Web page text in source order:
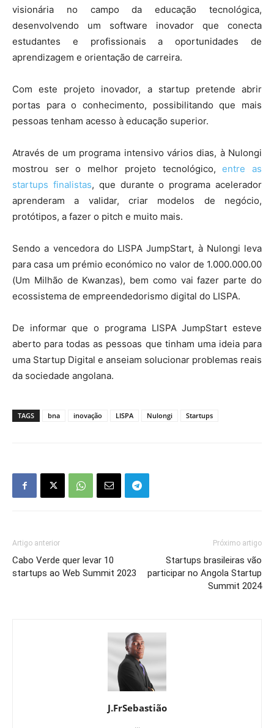
visionária no campo da educação tecnológica,
desenvolvendo um software inovador que conecta
estudantes e profissionais a oportunidades de
aprendizagem e orientação de carreira.
Com este projeto inovador, a startup pretende abrir
portas para o conhecimento, possibilitando que mais
pessoas tenham acesso à educação superior.
Através de um programa intensivo vários dias, à Nulongi
mostrou ser o melhor projeto tecnológico,entre as
startups finalistas, que durante o programa acelerador
aprenderam a validar, criar modelos de negócio,
protótipos, a fazer o pitch e muito mais.
Sendo a vencedora do LISPA JumpStart, à Nulongi leva
para casa um prémio económico no valor de 1.000.000.00
(Um Milhão de Kwanzas), bem como vai fazer parte do
ecossistema de empreendedorismo digital do LISPA.
De informar que o programa LISPA JumpStart esteve
aberto para todas as pessoas que tinham uma ideia para
uma Startup Digital e anseiam solucionar problemas reais
da sociedade angolana.
TAGS bna inovação LISPA Nulongi Startups
Artigo anterior
Cabo Verde quer levar 10
startups ao Web Summit 2023
Próximo artigo
Startups brasileiras vão
participar no Angola Startup
Summit 2024
J.FrSebastião
...